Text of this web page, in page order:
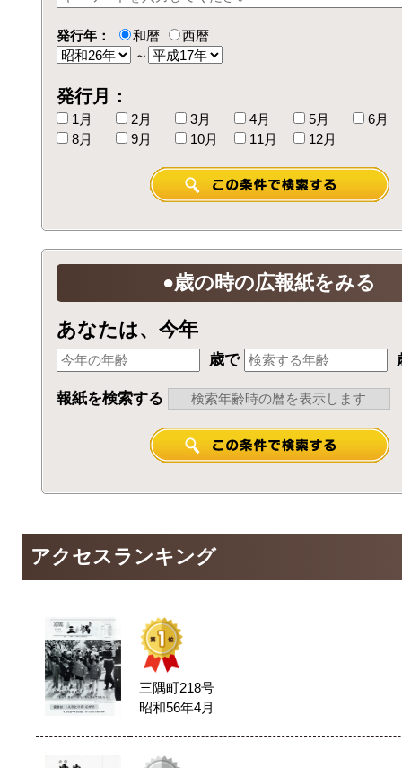
発行年： 和暦
西暦
～
発行月：
1月 2月 3月 4月 5月
6月
8月
9月 10月 11月 12月
●歳の時の広報紙をみる
あなたは、今年
歳で
報紙を検索する
アクセスランキング
三隅町218号
昭和56年4月